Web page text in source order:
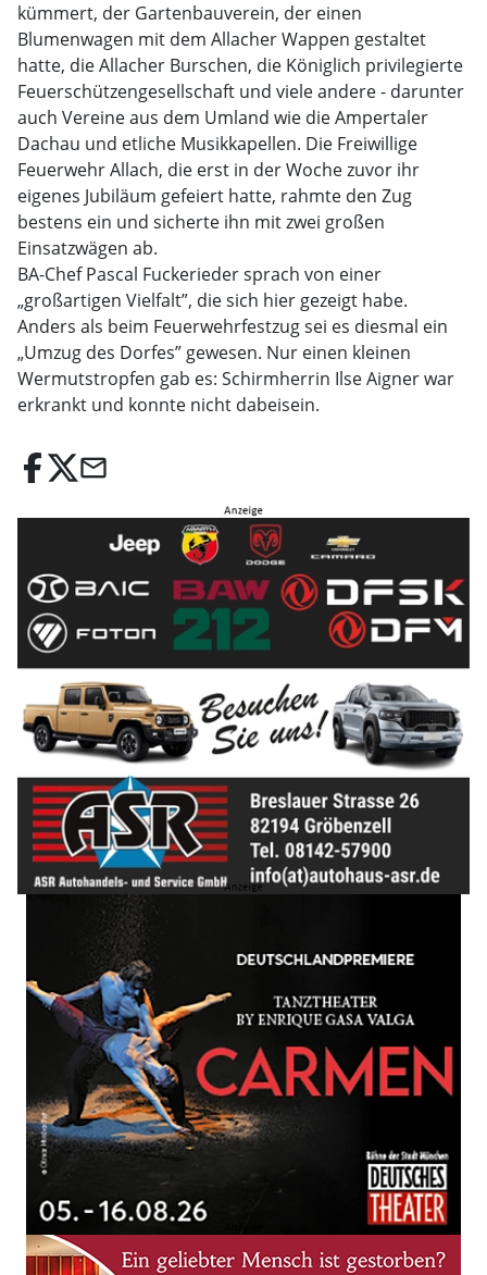
kümmert, der Gartenbauverein, der einen
Blumenwagen mit dem Allacher Wappen gestaltet
hatte, die Allacher Burschen, die Königlich privilegierte
Feuerschützengesellschaft und viele andere - darunter
auch Vereine aus dem Umland wie die Ampertaler
Dachau und etliche Musikkapellen. Die Freiwillige
Feuerwehr Allach, die erst in der Woche zuvor ihr
eigenes Jubiläum gefeiert hatte, rahmte den Zug
bestens ein und sicherte ihn mit zwei großen
Einsatzwägen ab.
BA-Chef Pascal Fuckerieder sprach von einer
„großartigen Vielfalt”, die sich hier gezeigt habe.
Anders als beim Feuerwehrfestzug sei es diesmal ein
„Umzug des Dorfes” gewesen. Nur einen kleinen
Wermutstropfen gab es: Schirmherrin Ilse Aigner war
erkrankt und konnte nicht dabeisein.
email